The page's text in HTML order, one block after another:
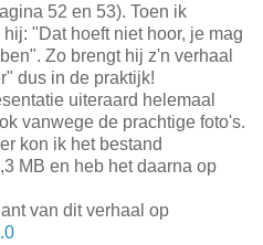
52 en 53). Toen ik
"Dat hoeft niet hoor, je mag
Zo brengt hij z'n verhaal
dus in de praktijk!
uiteraard helemaal
vanwege de prachtige foto's.
kon ik het bestand
MB en heb het daarna op
van dit verhaal op